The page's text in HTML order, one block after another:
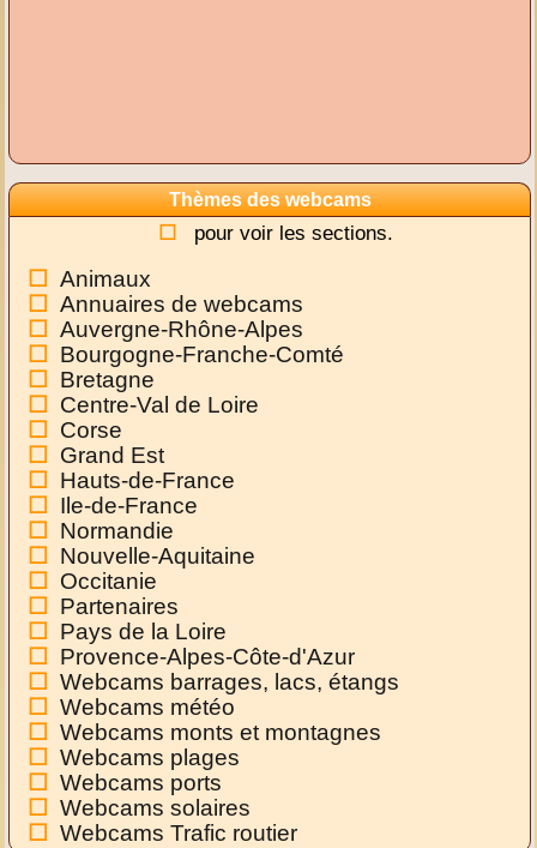
Thèmes des webcams
pour voir les sections.
Animaux
Annuaires de webcams
Auvergne-Rhône-Alpes
Bourgogne-Franche-Comté
Bretagne
Centre-Val de Loire
Corse
Grand Est
Hauts-de-France
Ile-de-France
Normandie
Nouvelle-Aquitaine
Occitanie
Partenaires
Pays de la Loire
Provence-Alpes-Côte-d'Azur
Webcams barrages, lacs, étangs
Webcams météo
Webcams monts et montagnes
Webcams plages
Webcams ports
Webcams solaires
Webcams Trafic routier